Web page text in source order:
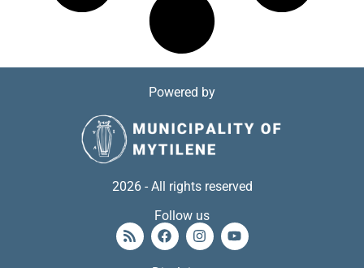
Powered by
2026 - All rights reserved
Follow us